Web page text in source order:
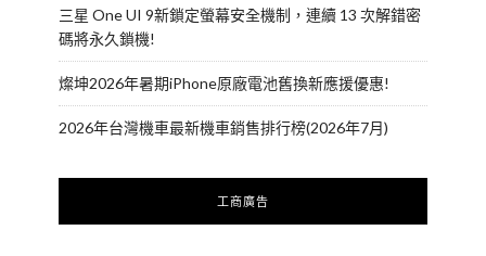
三星 One UI 9新鎖定螢幕安全機制，連續 13 次解錯密
碼將永久鎖機!
燦坤2026年暑期iPhone原廠電池舊換新應援優惠!
2026年台灣機車最新機車銷售排行榜(2026年7月)
工商廣告